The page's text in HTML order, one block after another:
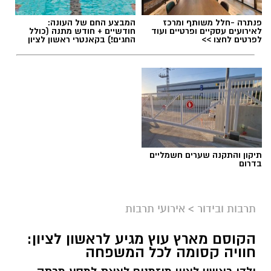
ליאור רז
על פי הודעת החברה, שני הפרקים שישודרו היום
עליהם מבלי לפגוע בהבנת המשך העלילה.
פנתרה -חלל משותף ומרכז
לאירועים עסקיים ופרטיים ועוד
לפרטים לחצו >>
המבצע החם של העונה:
חודשיים + חודש מתנה (כולל
החגים!) בקאנטרי ראשון לציון
תיקון והתקנה שערים חשמליים
בדרום
תרבות ובידור > אירועי תרבות
הקוסם מארץ עוץ מגיע לראשון לציון:
חוויה קסומה לכל המשפחה